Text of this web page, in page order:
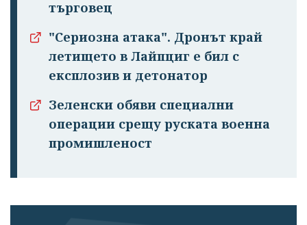
Успешно
излязохте от
профила си!
търговец
"Сериозна атака". Дронът край
летището в Лайпциг е бил с
експлозив и детонатор
Зеленски обяви специални
операции срещу руската военна
промишленост